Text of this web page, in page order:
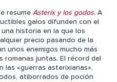
resumeAsterix y los godos. A
galos difunden con el
historia en la que los
precio pasando de la
unos enemigos mucho más
romanas juntas. El récord del
las «guerras asterixianas»,
atiborrados de poción